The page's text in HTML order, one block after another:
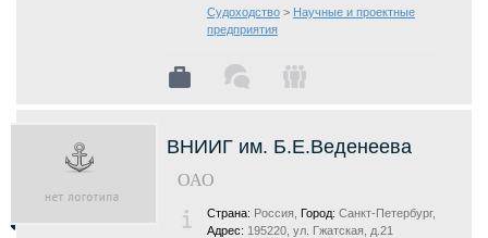
Судоходство > Научные и проектные
предприятия
ВНИИГ им. Б.Е.Веденеева
ОАО
Страна: Россия, Город: Санкт-Петербург,
Адрес: 195220, ул. Гжатская, д.21